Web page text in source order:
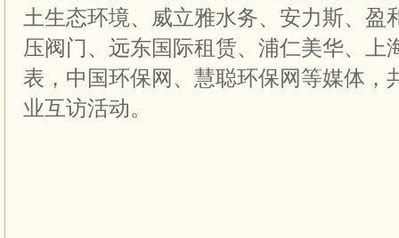
土生态环境、威立雅水务、安力斯、盈
压阀门、远东国际租赁、浦仁美华、上
表，中国环保网、慧聪环保网等媒体，
业互访活动。